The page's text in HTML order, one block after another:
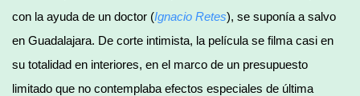
con la ayuda de un doctor (Ignacio Retes), se suponía a salvo
en Guadalajara. De corte intimista, la película se filma casi en
su totalidad en interiores, en el marco de un presupuesto
limitado que no contemplaba efectos especiales de última